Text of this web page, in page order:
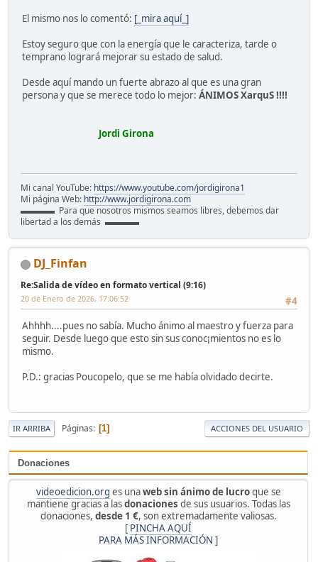
Donaciones
videoedicion.org es unaweb sin ánimo de lucroque se
mantiene gracias a lasdonaciones de sus usuarios. Todas las
donaciones, desde 1 €, son extremadamente valiosas.
[ PINCHA AQUÍ
PARA MÁS INFORMACIÓN ]
El mismo nos lo comentó: [_mira aquí_]
Estoy seguro que con la energía que le caracteriza, tarde o
temprano logrará mejorar su estado de salud.
Desde aquí mando un fuerte abrazo al que es una gran
persona y que se merece todo lo mejor: ÁNIMOS XarquS !!!!
Jordi Girona
Mi canal YouTube: https://www.youtube.com/jordigirona1
Mi página Web: http://www.jordigirona.com
▬▬▬▬ Para que nosotros mismos seamos libres, debemos dar
libertad a los demás ▬▬▬▬
DJ_Finfan
Re:Salida de vídeo en formato vertical (9:16)
#4
20 de Enero de 2026, 17:06:52
Ahhhh....pues no sabía. Mucho ánimo al maestro y fuerza para
seguir. Desde luego que esto sin sus conoc¡mientos no es lo
mismo.
P.D.: gracias Poucopelo, que se me había olvidado decirte.
IR ARRIBA Páginas 1 ACCIONES DEL USUARIO